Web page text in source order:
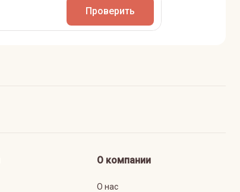
Проверить
О компании
О нас